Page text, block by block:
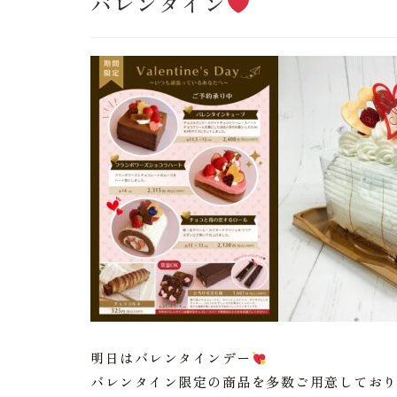
明日はバレンタインデー
バレンタイン限定の商品を多数ご用意してお